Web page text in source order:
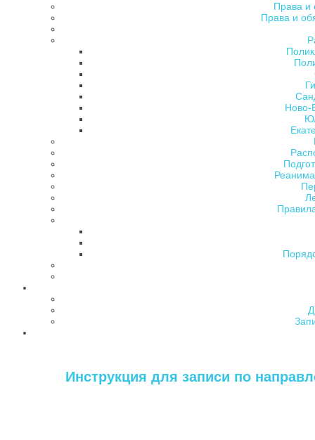
Права и
Права и
Ново-
Инструкция для записи по